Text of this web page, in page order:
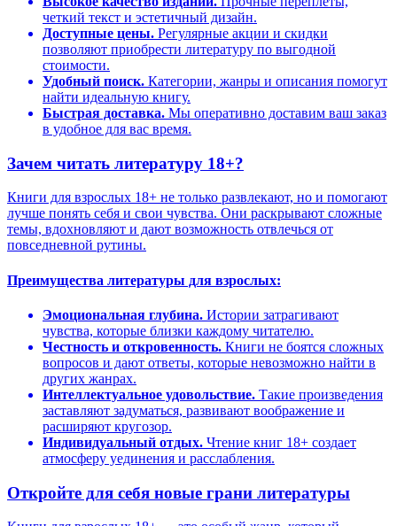
четкий текст и эстетичный дизайн.
Доступные цены. Регулярные акции и скидки
позволяют приобрести литературу по выгодной
стоимости.
Удобный поиск. Категории, жанры и описания помогут
найти идеальную книгу.
Быстрая доставка. Мы оперативно доставим ваш заказ
в удобное для вас время.
Зачем читать литературу 18+?
Книги для взрослых 18+ не только развлекают, но и помогают
лучше понять себя и свои чувства. Они раскрывают сложные
темы, вдохновляют и дают возможность отвлечься от
повседневной рутины.
Преимущества литературы для взрослых:
Эмоциональная глубина. Истории затрагивают
чувства, которые близки каждому читателю.
Честность и откровенность. Книги не боятся сложных
вопросов и дают ответы, которые невозможно найти в
других жанрах.
Интеллектуальное удовольствие. Такие произведения
заставляют задуматься, развивают воображение и
расширяют кругозор.
Индивидуальный отдых. Чтение книг 18+ создает
атмосферу уединения и расслабления.
Откройте для себя новые грани литературы